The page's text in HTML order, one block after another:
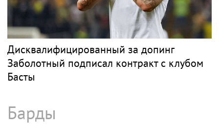
Дисквалифицированный за допинг
Заболотный подписал контракт с клубом
Басты
Барды